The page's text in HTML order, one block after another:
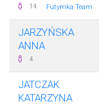
14 · Futymka Team
JARZYŃSKA
ANNA
4
JATCZAK
KATARZYNA